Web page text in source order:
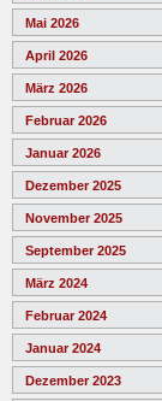
Mai 2026
April 2026
März 2026
Februar 2026
Januar 2026
Dezember 2025
November 2025
September 2025
März 2024
Februar 2024
Januar 2024
Dezember 2023